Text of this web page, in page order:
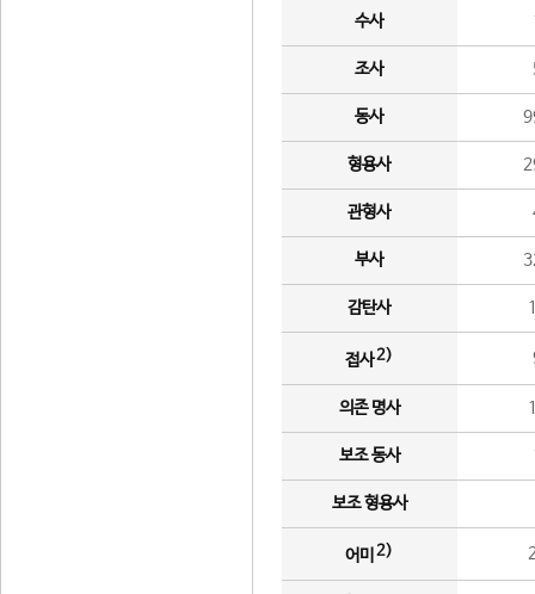
수사
조사
동사
형용사
관형사
부사
감탄사
접사2)
의존 명사
보조 동사
보조 형용사
어미 2)